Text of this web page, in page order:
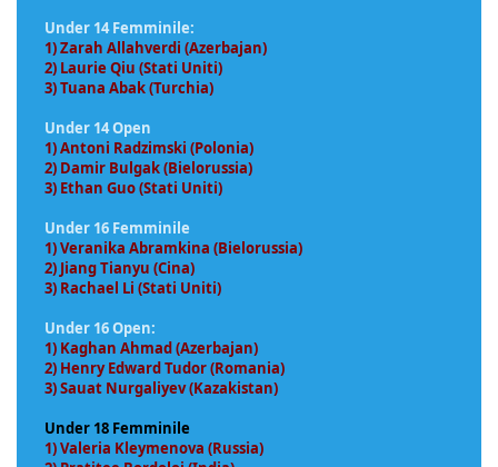
Under 14 Femminile:
1) Zarah Allahverdi (Azerbajan)
2) Laurie Qiu (Stati Uniti)
3) Tuana Abak (Turchia)
Under 14 Open
1) Antoni Radzimski (Polonia)
2) Damir Bulgak (Bielorussia)
3) Ethan Guo (Stati Uniti)
Under 16 Femminile
1) Veranika Abramkina (Bielorussia)
2) Jiang Tianyu (Cina)
3) Rachael Li (Stati Uniti)
Under 16 Open:
1) Kaghan Ahmad (Azerbajan)
2) Henry Edward Tudor (Romania)
3) Sauat Nurgaliyev (Kazakistan)
Under 18 Femminile
1) Valeria Kleymenova (Russia)